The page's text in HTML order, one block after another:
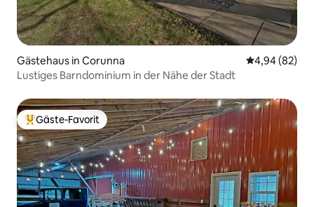
Gästehaus in Corunna
4,94 (82)
Lustiges Barndominium in der Nähe der Stadt
Beliebter Gäste-Favorit.
Gäste-Favorit